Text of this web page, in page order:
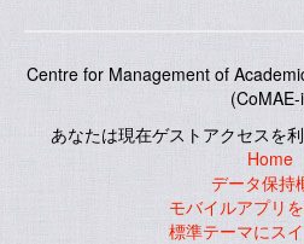
Centre for Management of
(CoMAE-
あなたは現在ゲストアクセスを
Home
データ保持
モバイルアプリ
標準テーマにス